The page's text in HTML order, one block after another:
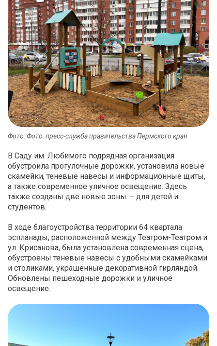
Фото: Фото: пресс-служба правительства Пермского края
В Саду им. Любимого подрядная организация
обустроила прогулочные дорожки, установила новые
скамейки, теневые навесы и информационные щиты,
а также современное уличное освещение. Здесь
также созданы две новые зоны — для детей и
студентов.
В ходе благоустройства территории 64 квартала
эспланады, расположенной между Театром-Театром и
ул. Крисанова, была установлена современная сцена,
обустроены теневые навесы с удобными скамейками
и столиками, украшенные декоративной гирляндой.
Обновлены пешеходные дорожки и уличное
освещение.